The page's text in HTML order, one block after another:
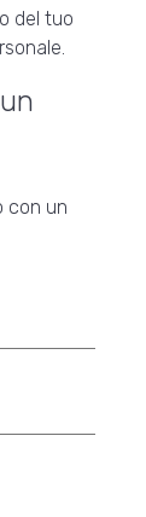
del tuo
con un